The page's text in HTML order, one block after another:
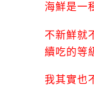
海鮮是一
不新鮮就
續吃的等
我其實也